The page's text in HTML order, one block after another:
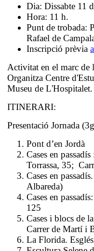
Dia: Dissabte 11
Hora: 11 h.
Punt de trobada:
Rafael de
Inscripció prèvia
Activitat en el marc de
Organitza Centre
Museu de L'Hospitalet.
ITINERARI:
Presentació Jornada
Pont d’en Jordà
Cases en
Torrassa, 35;
Cases en
Albareda)
Cases en
125
Cases i blocs de
Carrer de Martí i
La Florida.